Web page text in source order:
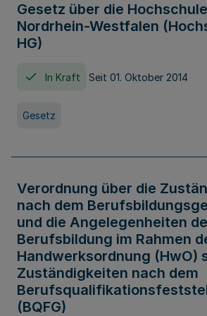
Gesetz über die
Nordrhein-Westfalen
HG)
In Kraft Seit 01. Oktober 2014
Gesetz
Verordnung über die
nach dem
und die Angelegenheiten
Berufsbildung im Rahmen
Handwerksordnung (HwO)
Zuständigkeiten nach dem
(BQFG)